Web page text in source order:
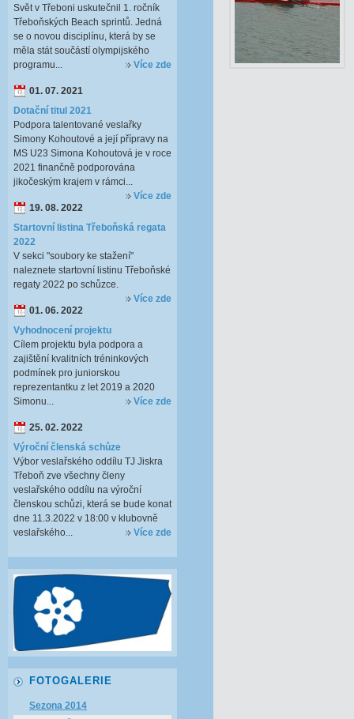
Svět v Třeboni uskutečnil 1. ročník
Třeboňských Beach sprintů. Jedná
se o novou disciplínu, která by se
měla stát součástí olympijského
programu...
Více zde
01. 07. 2021
Dotační titul 2021
Podpora talentované veslařky
Simony Kohoutové a její přípravy na
MS U23 Simona Kohoutová je v roce
2021 finančně podporována
jikočeským krajem v rámci...
Více zde
19. 08. 2022
Startovní listina Třeboňská regata
2022
V sekci "soubory ke stažení"
naleznete startovní listinu Třeboňské
regaty 2022 po schůzce.
Více zde
01. 06. 2022
Vyhodnocení projektu
Cílem projektu byla podpora a
zajištění kvalitních tréninkových
podmínek pro juniorskou
reprezentantku z let 2019 a 2020
Simonu...
Více zde
25. 02. 2022
Výroční členská schůze
Výbor veslařského oddílu TJ Jiskra
Třeboň zve všechny členy
veslařského oddílu na výroční
členskou schůzi, která se bude konat
dne 11.3.2022 v 18:00 v klubovně
veslařského...
Více zde
FOTOGALERIE
Sezona 2014